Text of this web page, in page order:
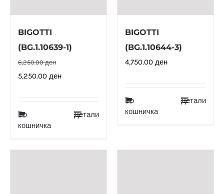
BIGOTTI
(BG.1.10639-1)
6,250.00ден
Original
6,250.00 ден.
5,250.00 денCurrent
5,250.00 ден.
Во
кошничка
Детали
BIGOTTI
(BG.1.10644-3)
4,750.00 ден
Во
кошничка
Детали